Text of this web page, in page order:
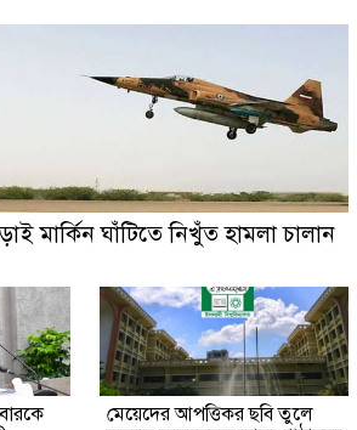
মার্কিন ঘাঁটিতে নিখুঁত হামলা চালান
মেয়েদের আপত্তিকর ছবি তুলে